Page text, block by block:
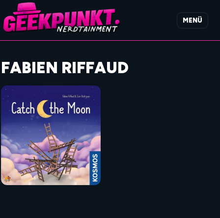
MENÜ
FABIEN RIFFAUD